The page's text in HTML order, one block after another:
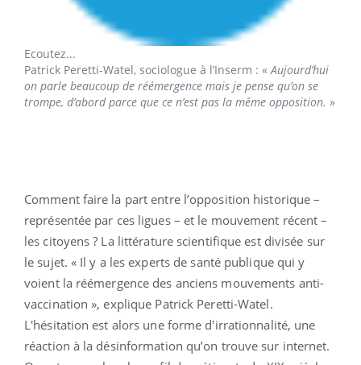
Ecoutez...
Patrick Peretti-Watel, sociologue à l’Inserm : «Aujourd’hui
on parle beaucoup de réémergence mais je pense qu’on se
trompe, d’abord parce que ce n’est pas la même opposition. »
Comment faire la part entre l’opposition historique –
représentée par ces ligues – et le mouvement récent –
les citoyens ? La littérature scientifique est divisée sur
le sujet. « Il y a les experts de santé publique qui y
voient la réémergence des anciens mouvements anti-
vaccination », explique Patrick Peretti-Watel.
L'hésitation est alors une forme d'irrationnalité, une
réaction à la désinformation qu’on trouve sur internet.